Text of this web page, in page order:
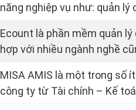
năng nghiệp vụ như: quản lý
Ecount là phần mềm quản
hợp với nhiều ngành nghề
MISA AMIS là một trong số
công ty từ Tài chính – Kế